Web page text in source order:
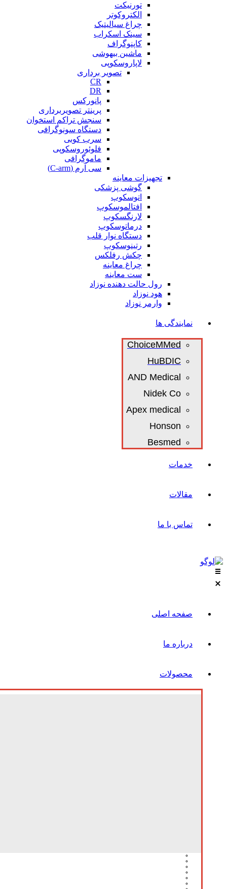
تورنیکت
الکتروکوتر
چراغ سیالیتیک
سینک اسکراب
کاپنوگراف
ماشین بیهوشی
لاپاروسکوپی
تصویر برداری
CR
DR
پانورکس
پرینتر تصویربرداری
سنجش تراکم استخوان
دستگاه سونوگرافی
سرب کوبی
فلوئوروسکوپی
ماموگرافی
سی آرم (C-arm)
تجهیزات معاینه
گوشی پزشکی
اتوسکوپ
افتالموسکوپ
لارنگسکوپ
درماتوسکوپ
دستگاه نوار قلب
رتینوسکوپ
چکش رفلکس
چراغ معاینه
ست معاینه
رول حالت دهنده نوزاد
هود نوزاد
وارمر نوزاد
نمایندگی ها
ChoiceMMed
HuBDIC
AND Medical
Nidek Co
Apex medical
Honson
Besmed
خدمات
مقالات
تماس با ما
صفحه اصلی
درباره ما
محصولات